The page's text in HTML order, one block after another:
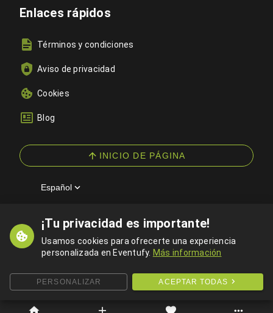
¡Tu privacidad es importante!
Usamos cookies para ofrecerte una experiencia
personalizada en Eventufy. Más información
PERSONALIZAR ACEPTAR TODAS
Enlaces rápidos
Términos y condiciones
Aviso de privacidad
Cookies
Blog
INICIO DE PÁGINA
Español